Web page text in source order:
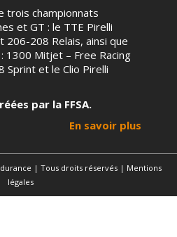
trois championnats
et GT : le TTE Pirelli
206-208 Relais, ainsi que
1300 Mitjet – Free Racing
et le Clio Pirelli
par la FFSA.
En savoir plus
| Tous droits réservés | Mentions
légales